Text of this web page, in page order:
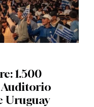
1.500
Auditorio
Uruguay